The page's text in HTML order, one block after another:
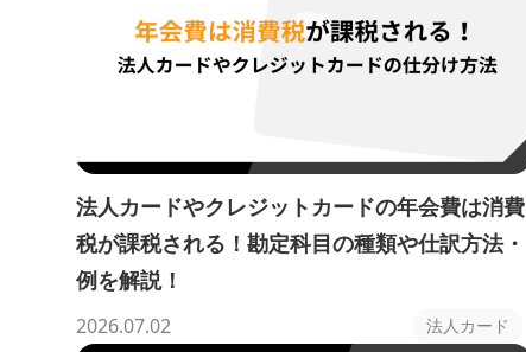
法人カードやクレジットカードの年会費は消費
税が課税される！勘定科目の種類や仕訳方法・
例を解説！
2026.07.02 法人カード